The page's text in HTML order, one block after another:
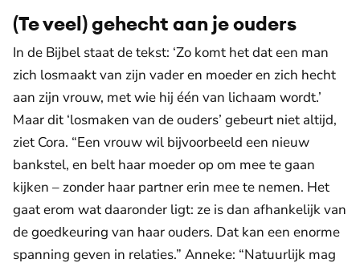
(Te veel) gehecht aan je ouders
In de Bijbel staat de tekst: ‘Zo komt het dat een man
zich losmaakt van zijn vader en moeder en zich hecht
aan zijn vrouw, met wie hij één van lichaam wordt.’
Maar dit ‘losmaken van de ouders’ gebeurt niet altijd,
ziet Cora. “Een vrouw wil bijvoorbeeld een nieuw
bankstel, en belt haar moeder op om mee te gaan
kijken – zonder haar partner erin mee te nemen. Het
gaat erom wat daaronder ligt: ze is dan afhankelijk van
de goedkeuring van haar ouders. Dat kan een enorme
spanning geven in relaties.” Anneke: “Natuurlijk mag